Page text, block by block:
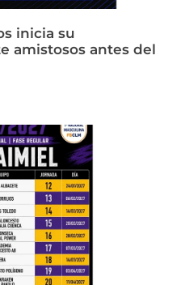
inicia su
amistosos antes del